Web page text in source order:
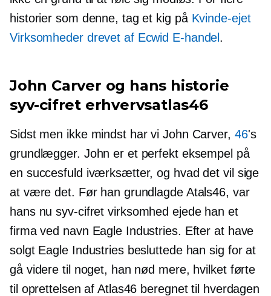
historier som denne, tag et kig på Kvinde-ejet
Virksomheder drevet af Ecwid E-handel .
John Carver og hans historie
syv-cifret erhvervsatlas46
Sidst men ikke mindst har vi John Carver, 46's
grundlægger. John er et perfekt eksempel på
en succesfuld iværksætter, og hvad det vil sige
at være det. Før han grundlagde Atals46, var
hans nusyv-cifret virksomhed ejede han et
firma ved navn Eagle Industries. Efter at have
solgt Eagle Industries besluttede han sig for at
gå videre til noget, han nød mere, hvilket førte
til oprettelsen af ​​Atlas46 beregnet til hverdagen